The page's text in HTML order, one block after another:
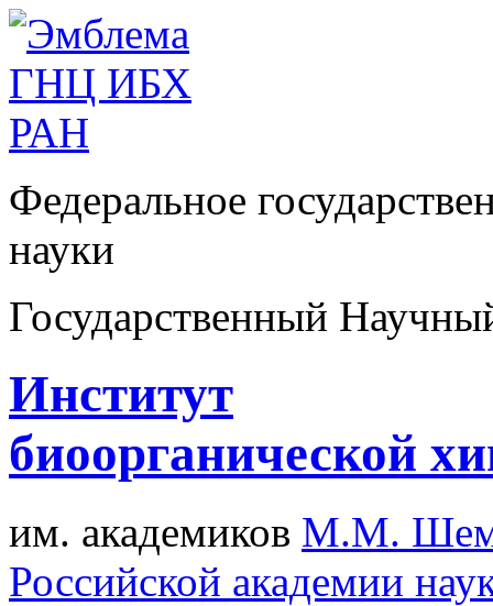
Федеральное
науки
Государственный
Институт
биоорганической
им. академиков М.М.
Российской академии